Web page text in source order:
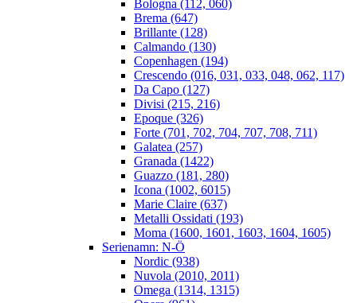
Bologna (112, 060)
Brema (647)
Brillante (128)
Calmando (130)
Copenhagen (194)
Crescendo (016, 031, 033, 048, 062, 117)
Da Capo (127)
Divisi (215, 216)
Epoque (326)
Forte (701, 702, 704, 707, 708, 711)
Galatea (257)
Granada (1422)
Guazzo (181, 280)
Icona (1002, 6015)
Marie Claire (637)
Metalli Ossidati (193)
Moma (1600, 1601, 1603, 1604, 1605)
Serienamn: N-Ö
Nordic (938)
Nuvola (2010, 2011)
Omega (1314, 1315)